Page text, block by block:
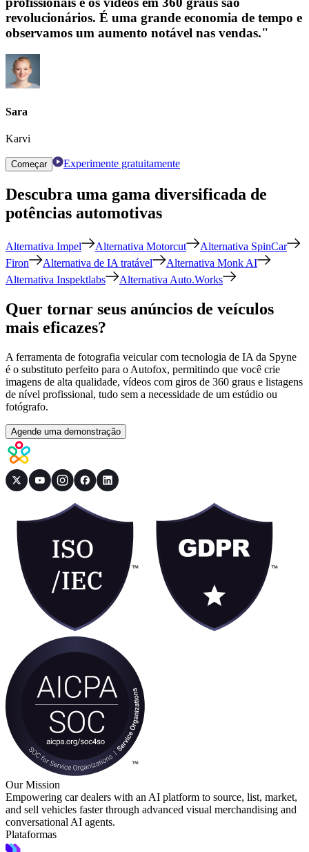
revolucionários. É uma grande economia de tempo e
observamos um aumento notável nas vendas."
Sara
Karvi
Começar Experimente gratuitamente
Descubra uma gama diversificada de
potências automotivas
Alternativa Impel Alternativa Motorcut
Alternativa SpinCar
Firon
Alternativa de IA tratável
Alternativa Monk AI
Alternativa Inspektlabs
Alternativa Auto.Works
Quer tornar seus anúncios de veículos
mais eficazes?
A ferramenta de fotografia veicular com tecnologia de IA da Spyne
é o substituto perfeito para o Autofox, permitindo que você crie
imagens de alta qualidade, vídeos com giros de 360 ​​graus e listagens
de nível profissional, tudo sem a necessidade de um estúdio ou
fotógrafo.
Agende uma demonstração
Our Mission
Empowering car dealers with an AI platform to source, list, market,
and sell vehicles faster through advanced visual merchandising and
conversational AI agents.
Plataformas